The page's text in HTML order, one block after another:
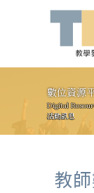
數位資源
Digital
活動訊息
教